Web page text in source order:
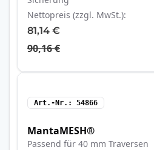
Nettopreis (zzgl. MwSt.)
81,14 €
90,16 €
Art.-Nr. 54866
MantaMESH®
Passend für 40 mm Traversen